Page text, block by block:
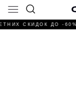
СКИДОК ДО -